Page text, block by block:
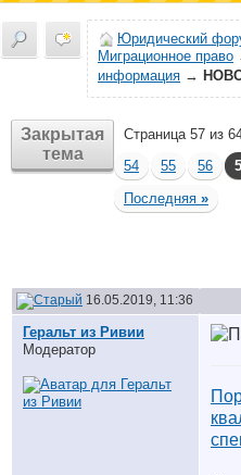
Юридический
Миграционное право
информация →
Закрытая
тема
Страница 57 из
54
55 56
Последняя »
16.05.2019, 11:36
Геральт из Ривии
Модератор